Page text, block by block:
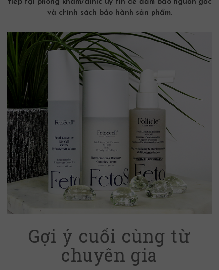
tiếp tại phòng khám/clinic uy tín để đảm bảo nguồn gốc
và chính sách bảo hành sản phẩm.
Gợi ý cuối cùng từ
chuyên gia